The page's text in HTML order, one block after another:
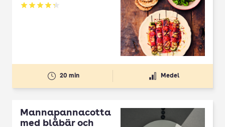
Betyg: 4.3 av 5
20 min Medel
Mannapannacotta
med blåbär och